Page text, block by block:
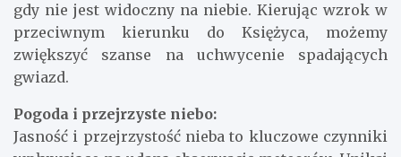
gdy nie jest widoczny na niebie. Kierując wzrok w
przeciwnym kierunku do Księżyca, możemy
zwiększyć szanse na uchwycenie spadających
gwiazd.
Pogoda i przejrzyste niebo:
Jasność i przejrzystość nieba to kluczowe czynniki